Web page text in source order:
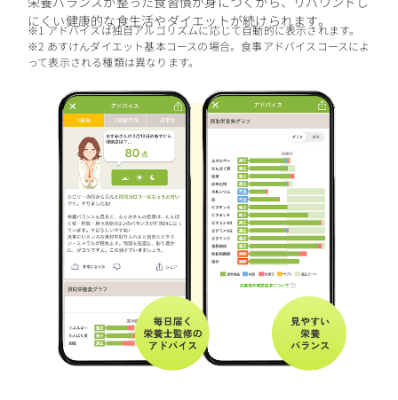
にくい健康的な食生活やダイエットが続けられます。
※1 アドバイスは独自アルゴリズムに応じて自動的に表示されます。
※2 あすけんダイエット基本コースの場合。食事アドバイスコースによ
って表示される種類は異なります。